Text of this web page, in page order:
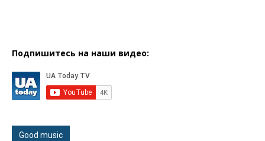
Подпишитесь на наши видео:
Good music